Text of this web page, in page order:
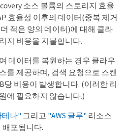
소스 볼륨의 스토리지 효율
효율성 이후의 데이터(중복 제거
적은 양의 데이터)에 대해 클라
지 비용을 지불합니다.
데이터를 복원하는 경우 클라우
를 제공하며, 검색 요청으로 스캔
당 비용이 발생합니다. (이러한 리
에 필요하지 않습니다.)
테나" 그리고 "AWS 글루" 리소스
배포됩니다.